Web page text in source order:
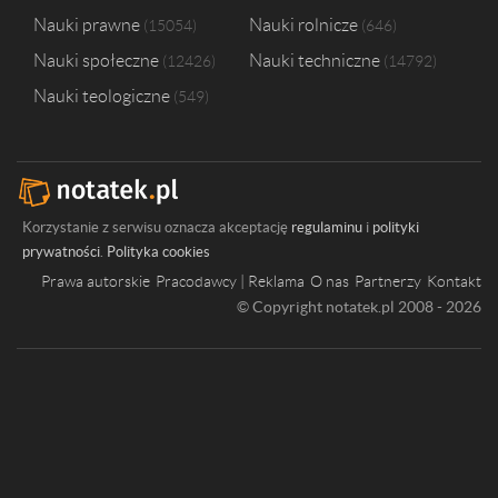
Nauki prawne 15054 Nauki rolnicze 646
Nauki społeczne 12426 Nauki techniczne 14792
Nauki teologiczne 549
Korzystanie z serwisu oznacza akceptację regulaminu i polityki
prywatności. Polityka cookies
Prawa autorskie Pracodawcy | Reklama O nas Partnerzy Kontakt
© Copyright notatek.pl 2008 - 2026